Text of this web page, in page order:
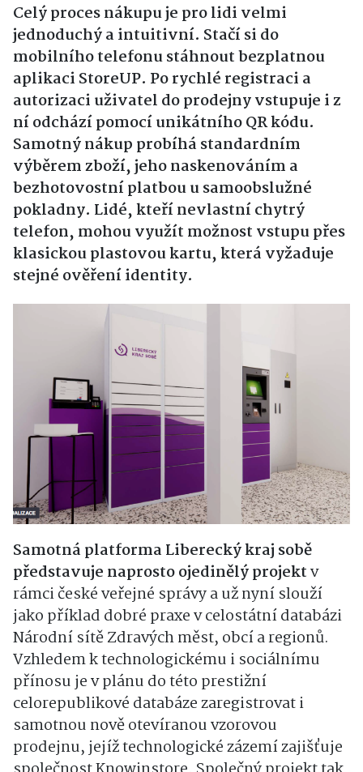
Celý proces nákupu je pro lidi velmi
jednoduchý a intuitivní. Stačí si do
mobilního telefonu stáhnout bezplatnou
aplikaci StoreUP. Po rychlé registraci a
autorizaci uživatel do prodejny vstupuje i z
ní odchází pomocí unikátního QR kódu.
Samotný nákup probíhá standardním
výběrem zboží, jeho naskenováním a
bezhotovostní platbou u samoobslužné
pokladny. Lidé, kteří nevlastní chytrý
telefon, mohou využít možnost vstupu přes
klasickou plastovou kartu, která vyžaduje
stejné ověření identity.
Samotná platforma Liberecký kraj sobě
představuje naprosto ojedinělý projektv
rámci české veřejné správy a už nyní slouží
jako příklad dobré praxe v celostátní databázi
Národní sítě Zdravých měst, obcí a regionů.
Vzhledem k technologickému i sociálnímu
přínosu je v plánu do této prestižní
celorepublikové databáze zaregistrovat i
samotnou nově otevíranou vzorovou
prodejnu, jejíž technologické zázemí zajišťuje